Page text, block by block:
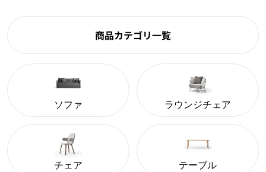
商品カテゴリ一覧
ソファ ラウンジチェア
チェア テーブル